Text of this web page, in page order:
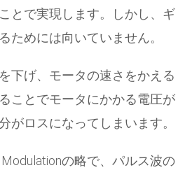
とで実現します。しかし、ギ
ためには向いていません。
下げ、モータの速さをかえる
ことでモータにかかる電圧が
がロスになってしまいます。
の略で、パルス波の